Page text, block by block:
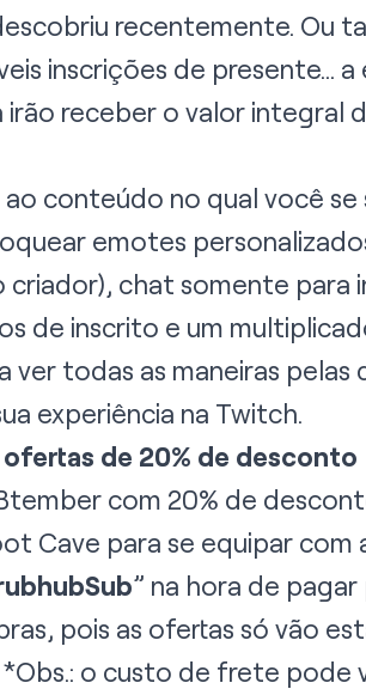
recentemente. Ou
inscrições de presente… a
irão receber o valor integral
conteúdo no qual você se
emotes
chat somente para
de inscrito e um
ver todas as maneiras pelas
experiência na Twitch.
de 20% de desconto
com 20% de
Cave para se equipar com
” na hora de
pois as ofertas só vão
o custo de frete pode